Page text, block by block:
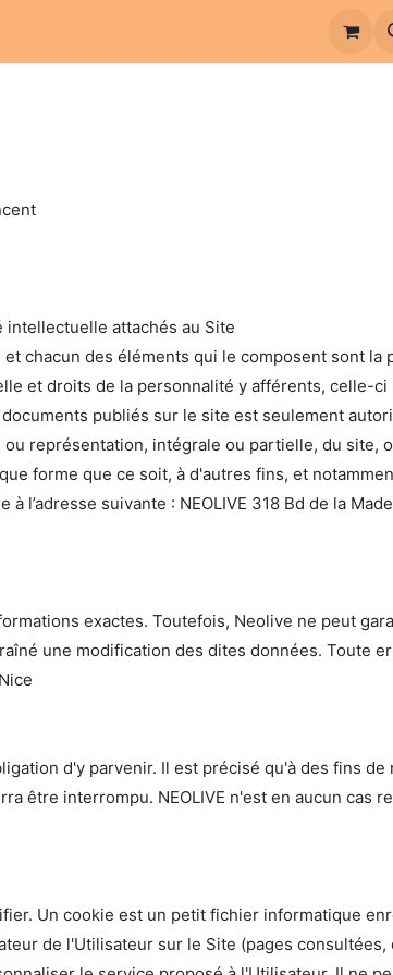
attachés au Site
chacun des éléments qui le composent sont la
et droits de la personnalité y afférents, celle-ci
publiés sur le site est seulement
représentation, intégrale ou partielle, du site,
forme que ce soit, à d'autres fins, et
l’adresse suivante : NEOLIVE 318 Bd de la
exactes. Toutefois, Neolive ne peut
une modification des dites données. Toute
d'y parvenir. Il est précisé qu'à des fins de
être interrompu. NEOLIVE n'est en aucun cas
Un cookie est un petit fichier informatique
de l'Utilisateur sur le Site (pages consultées,